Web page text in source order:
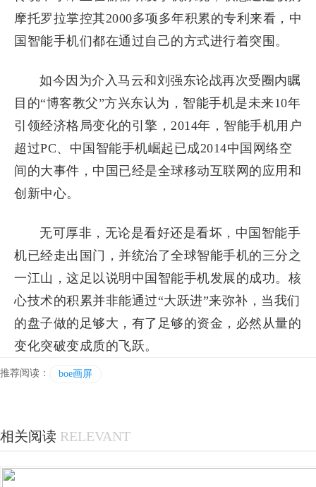
摩托罗拉掌控其2000多项多年积累的专利来看，中
国智能手机们都在通过自己的方式进行着突围。
如今因为介入马云和刘强东论战再次受圈内瞩
目的“博客教父”方兴东认为，智能手机是未来10年
引领经济格局变化的引擎，2014年，智能手机用户
超过PC、中国智能手机崛起已成2014中国网络空
间的大事件，中国已经是全球移动互联网的应用和
创新中心。
无可厚非，无论是看好还是看坏，中国智能手
机已经走出国门，并统治了全球智能手机的三分之
一江山，这足以说明中国智能手机发展的成功。核
心技术的积累并非能通过“大跃进”来弥补，当我们
的盘子做的足够大，有了足够的资金，必然从量的
变化突破变成质的飞跃。
推荐阅读： boe画屏
相关阅读 RELEVANT